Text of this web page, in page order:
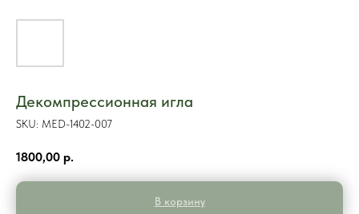
Декомпрессионная игла
SKU: MED-1402-007
1800,00 р.
В корзину